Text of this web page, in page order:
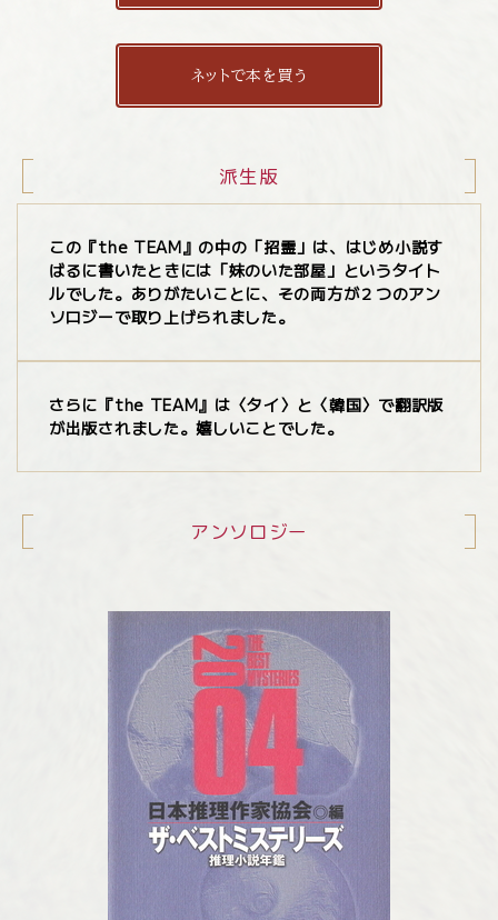
ネットで本を買う
派生版
この『the TEAM』の中の「招霊」は、はじめ小説す
ばるに書いたときには「妹のいた部屋」というタイト
ルでした。ありがたいことに、その両方が２つのアン
ソロジーで取り上げられました。
さらに『the TEAM』は〈タイ〉と〈韓国〉で翻訳版
が出版されました。嬉しいことでした。
アンソロジー